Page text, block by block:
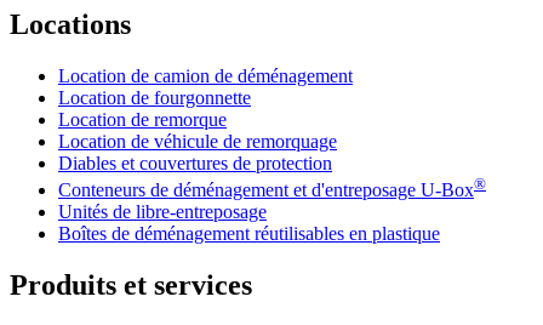
Locations
Location de camion de déménagement
Location de fourgonnette
Location de remorque
Location de véhicule de remorquage
Diables et couvertures de protection
Conteneurs de déménagement et d'entreposage U-Box®
Unités de libre-entreposage
Boîtes de déménagement réutilisables en plastique
Produits et services